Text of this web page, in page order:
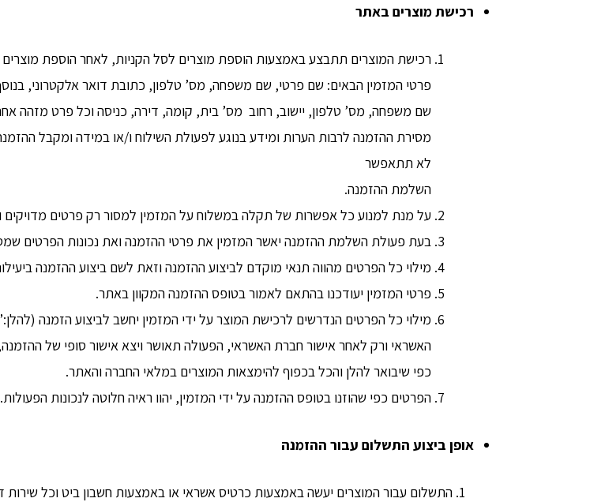
רכישת מוצרים באתר
רכישת המוצרים תתבצע באמצעות הוספת מוצרים לסל הקניות, לאחר הוספת מוצרים
פרטי המזמין הבאים: שם פרטי, שם משפחה, מס’ טלפון, כתובת דואר אלקטרוני,
שם משפחה, מס’ טלפון, יישוב, רחוב מס’ בית, קומה, דירה, כניסה וכל פרט מזהה
מסירת ההזמנה לרבות הערות ומידע בנוגע לפעולת השילוח ו/או במידה ומקבל
לא תתאפשר
השלמת ההזמנה.
על מנת למנוע כל אפשרות של תקלה במשלוח על המזמין למסור רק פרטים מדויקים
בעת פעולת השלמת ההזמנה יאשר המזמין את פרטי ההזמנה ואת נכונות הפרטים
מילוי כל הפרטים מהווה תנאי מוקדם לביצוע ההזמנה וזאת לשם ביצוע ההזמנה
פרטי המזמין יעודכנו בהתאם לאמור בטופס ההזמנה המקוון באתר.
מילוי כל הפרטים הנדרשים לרכישת המוצר על ידי המזמין יחשב לביצוע הזמנה
האשראי ורק לאחר אישור חברת האשראי, הפעולה תאושר ויצא אישור סופי של
כפי שיבואר להלן והכל בכפוף להימצאות המוצרים במלאי החברה והאתר.
הפרטים כפי שהוזנו בטופס ההזמנה על ידי המזמין, יהוו ראיה חלוטה לנכונות הפעולות.
אופן ביצוע התשלום עבור ההזמנה
התשלום עבור המוצרים יעשה באמצעות כרטיס אשראי או באמצעות חשבון ביט וכל